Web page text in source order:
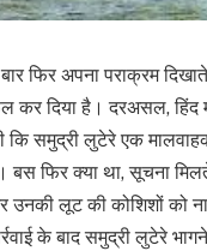
फिर अपना पराक्रम
कर दिया है। दरअसल, हिंद
कि समुद्री लुटेरे एक
फिर क्या था, सूचना
उनकी लूट की कोशिशों को
के बाद समुद्री लुटेरे